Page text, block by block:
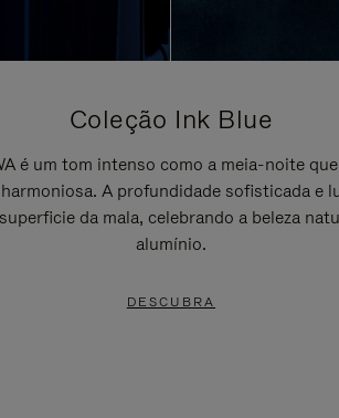
Coleção Ink Blue
é um tom intenso como a meia-noite
A profundidade sofisticada e
da mala, celebrando a beleza
alumínio.
DESCUBRA